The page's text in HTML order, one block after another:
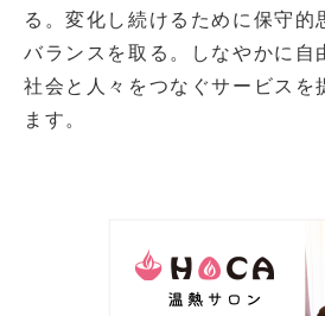
る。変化し続けるために保守的
バランスを取る。
しなやかに自
社会と人々をつなぐサービスを
ます。